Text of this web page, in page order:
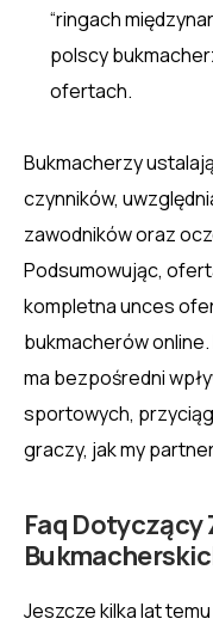
“ringach
polscy
ofertach.
Bukmacherzy
czynników,
zawodników oraz
Podsumowując,
kompletna unces
bukmacherów
ma bezpośredni
sportowych,
graczy, jak my
Faq Dotyczący
Jeszcze kilka lat